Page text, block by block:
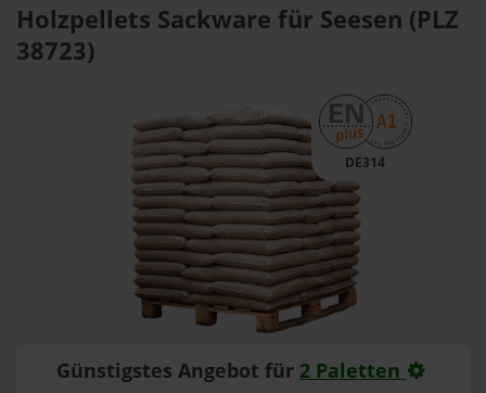
Holzpellets Sackware für Seesen (PLZ
38723)
DE314
Günstigstes Angebot für 2 Paletten